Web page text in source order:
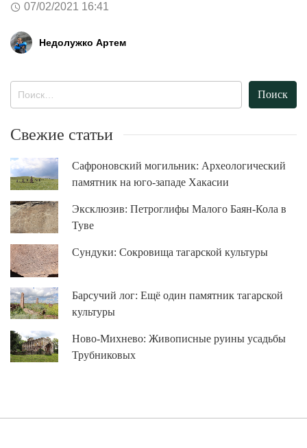
07/02/2021 16:41
Недолужко Артем
Свежие статьи
Сафроновский могильник: Археологический
памятник на юго-западе Хакасии
Эксклюзив: Петроглифы Малого Баян-Кола в
Туве
Сундуки: Сокровища тагарской культуры
Барсучий лог: Ещё один памятник тагарской
культуры
Ново-Михнево: Живописные руины усадьбы
Трубниковых